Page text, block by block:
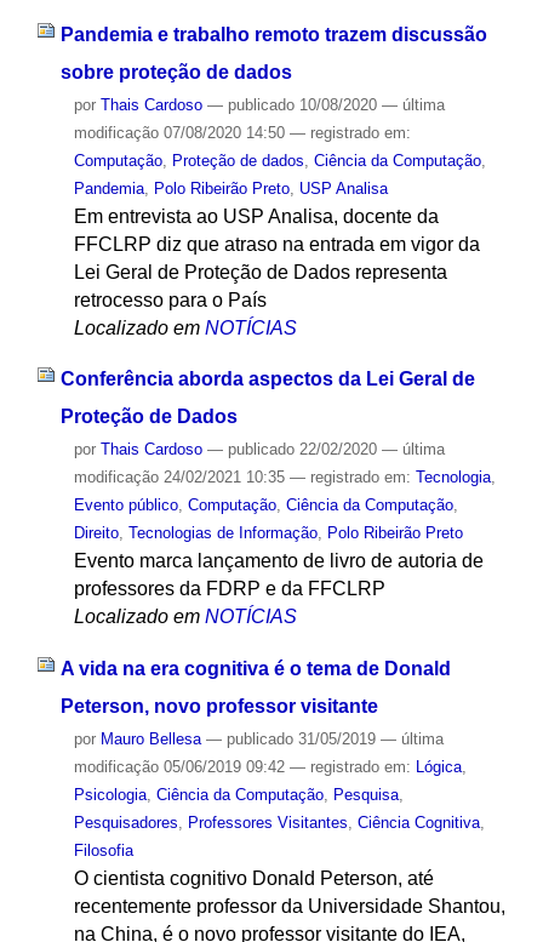
Pandemia e trabalho remoto trazem discussão
sobre proteção de dados
por Thais Cardoso — publicado10/08/2020 — última
modificação07/08/2020 14:50 — registrado em:
Computação, Proteção de dados Ciência da Computação,
Pandemia, Polo Ribeirão Preto, USP Analisa
Em entrevista ao USP Analisa, docente da
FFCLRP diz que atraso na entrada em vigor da
Lei Geral de Proteção de Dados representa
retrocesso para o País
Localizado em NOTÍCIAS
Conferência aborda aspectos da Lei Geral de
Proteção de Dados
por Thais Cardoso — publicado22/02/2020 — última
modificação24/02/2021 10:35 — registrado em: Tecnologia,
Evento público, Computação, Ciência da Computação,
Direito, Tecnologias de Informação, Polo Ribeirão Preto
Evento marca lançamento de livro de autoria de
professores da FDRP e da FFCLRP
Localizado em NOTÍCIAS
A vida na era cognitiva é o tema de Donald
Peterson, novo professor visitante
por Mauro Bellesa — publicado31/05/2019 — última
modificação05/06/2019 09:42 — registrado em: Lógica,
Psicologia, Ciência da Computação, Pesquisa,
Pesquisadores, Professores Visitantes, Ciência Cognitiva,
Filosofia
O cientista cognitivo Donald Peterson, até
recentemente professor da Universidade Shantou,
na China, é o novo professor visitante do IEA,